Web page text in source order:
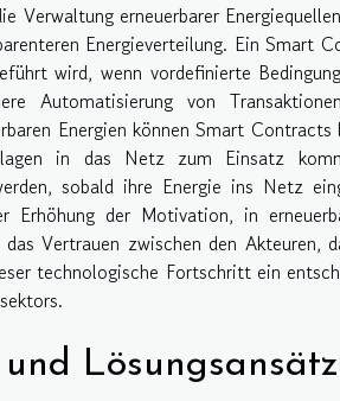
Verwaltung erneuerbarer
Energieverteilung. Ein Smart
wird, wenn vordefinierte
Automatisierung von
Energien können Smart
in das Netz zum Einsatz
sobald ihre Energie ins Netz
der Motivation, in
Vertrauen zwischen den Akteuren,
technologische Fortschritt ein